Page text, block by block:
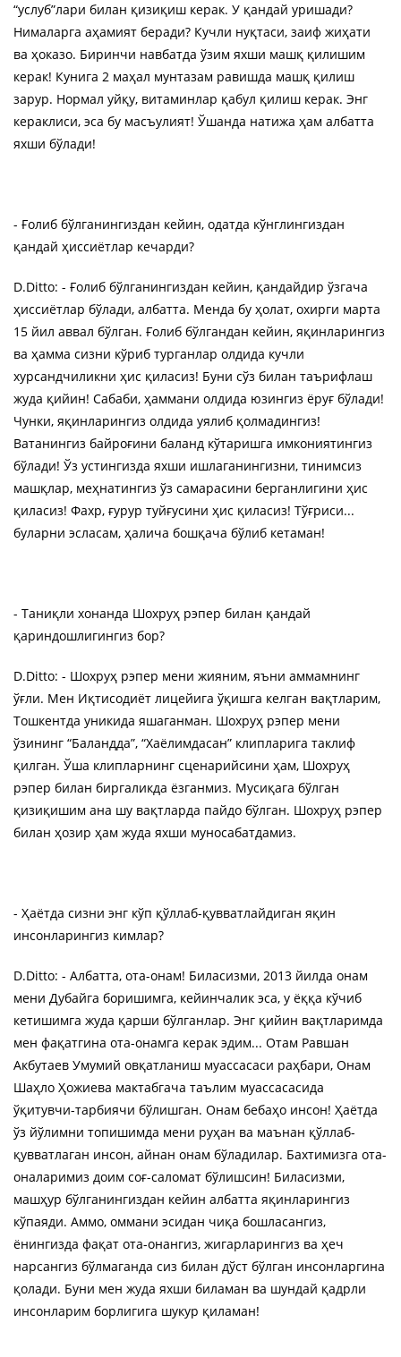
“услуб”лари билан қизиқиш керак. У қандай уришади?
Нималарга аҳамият беради? Кучли нуқтаси, заиф жиҳати
ва ҳоказо. Биринчи навбатда ўзим яхши машқ қилишим
керак! Кунига 2 маҳал мунтазам равишда машқ қилиш
зарур. Нормал уйқу, витаминлар қабул қилиш керак. Энг
кераклиси, эса бу масъулият! Ўшанда натижа ҳам албатта
яхши бўлади!
- Ғолиб бўлганингиздан кейин, одатда кўнглингиздан
қандай ҳиссиётлар кечарди?
D.Ditto: - Ғолиб бўлганингиздан кейин, қандайдир ўзгача
ҳиссиётлар бўлади, албатта. Менда бу ҳолат, охирги марта
15 йил аввал бўлган. Ғолиб бўлгандан кейин, яқинларингиз
ва ҳамма сизни кўриб турганлар олдида кучли
хурсандчиликни ҳис қиласиз! Буни сўз билан таърифлаш
жуда қийин! Сабаби, ҳаммани олдида юзингиз ёруғ бўлади!
Чунки, яқинларингиз олдида уялиб қолмадингиз!
Ватанингиз байроғини баланд кўтаришга имкониятингиз
бўлади! Ўз устингизда яхши ишлаганингизни, тинимсиз
машқлар, меҳнатингиз ўз самарасини берганлигини ҳис
қиласиз! Фахр, ғурур туйғусини ҳис қиласиз! Тўғриси...
буларни эсласам, ҳалича бошқача бўлиб кетаман!
- Таниқли хонанда Шохруҳ рэпер билан қандай
қариндошлигингиз бор?
D.Ditto: - Шохруҳ рэпер мени жияним, яъни аммамнинг
ўғли. Мен Иқтисодиёт лицейига ўқишга келган вақтларим,
Тошкентда уникида яшаганман. Шохруҳ рэпер мени
ўзининг “Баландда”, “Хаёлимдасан” клипларига таклиф
қилган. Ўша клипларнинг сценарийсини ҳам, Шохруҳ
рэпер билан биргаликда ёзганмиз. Мусиқага бўлган
қизиқишим ана шу вақтларда пайдо бўлган. Шохруҳ рэпер
билан ҳозир ҳам жуда яхши муносабатдамиз.
- Ҳаётда сизни энг кўп қўллаб-қувватлайдиган яқин
инсонларингиз кимлар?
D.Ditto: - Албатта, ота-онам! Биласизми, 2013 йилда онам
мени Дубайга боришимга, кейинчалик эса, у ёққа кўчиб
кетишимга жуда қарши бўлганлар. Энг қийин вақтларимда
мен фақатгина ота-онамга керак эдим... Отам Равшан
Акбутаев Умумий овқатланиш муассасаси раҳбари, Онам
Шаҳло Ҳожиева мактабгача таълим муассасасида
ўқитувчи-тарбиячи бўлишган. Онам бебаҳо инсон! Ҳаётда
ўз йўлимни топишимда мени руҳан ва маънан қўллаб-
қувватлаган инсон, айнан онам бўладилар. Бахтимизга ота-
оналаримиз доим соғ-саломат бўлишсин! Биласизми,
машҳур бўлганингиздан кейин албатта яқинларингиз
кўпаяди. Аммо, оммани эсидан чиқа бошласангиз,
ёнингизда фақат ота-онангиз, жигарларингиз ва ҳеч
нарсангиз бўлмаганда сиз билан дўст бўлган инсонларгина
қолади. Буни мен жуда яхши биламан ва шундай қадрли
инсонларим борлигига шукур қиламан!